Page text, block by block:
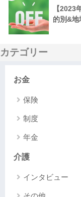
【2023
的別&地
カテゴリー
お金
保険
制度
年金
介護
インタビュー